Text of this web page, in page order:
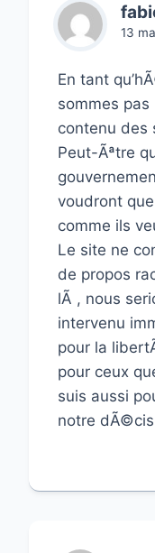
13
En tant
sommes
contenu des
Peut-Ãªtre
voudront
comme ils
Le site ne
de propos
lÃ , nous
intervenu
pour la
pour ceux
suis aussi
notre